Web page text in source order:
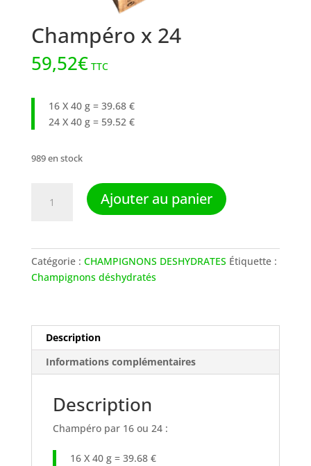
Champéro x 24
59,52€ TTC
16 X 40 g = 39.68 €
24 X 40 g = 59.52 €
989 en stock
Ajouter au panier
Catégorie : CHAMPIGNONS DESHYDRATES Étiquette :
Champignons déshydratés
Description
Informations complémentaires
Description
Champéro par 16 ou 24 :
16 X 40 g = 39.68 €